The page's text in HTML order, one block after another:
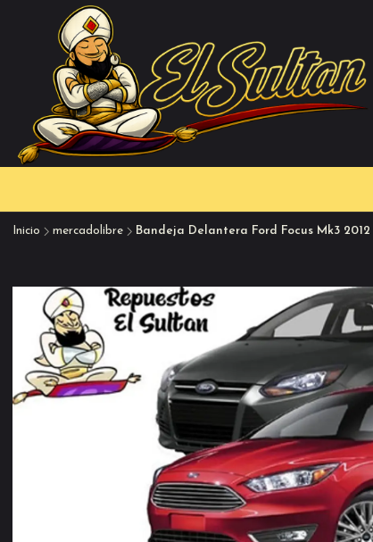
Inicio mercadolibre Bandeja Delantera Ford Focus Mk3